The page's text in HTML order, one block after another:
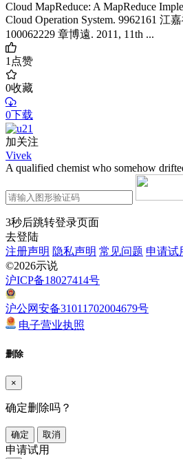
Cloud MapReduce: A MapReduce
Cloud Operation System. 9962161 江
100062229 章博遠. 2011, 11th ...
1点赞
0收藏
0下载
加关注
Vivek
A qualified chemist who somehow
3秒后跳转登录页面
去登陆
注册声明 隐私声明 常见问题 申请试
©2026示说
沪ICP备18027414号
沪公网安备31011702004679号
电子营业执照
删除
×
确定删除吗？
确定 取消
申请试用